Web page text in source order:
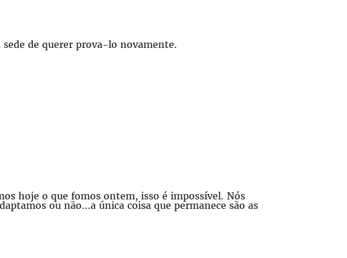
sede de querer prova-lo novamente.
hoje o que fomos ontem, isso é impossível. Nós
ou não...a única coisa que permanece são as